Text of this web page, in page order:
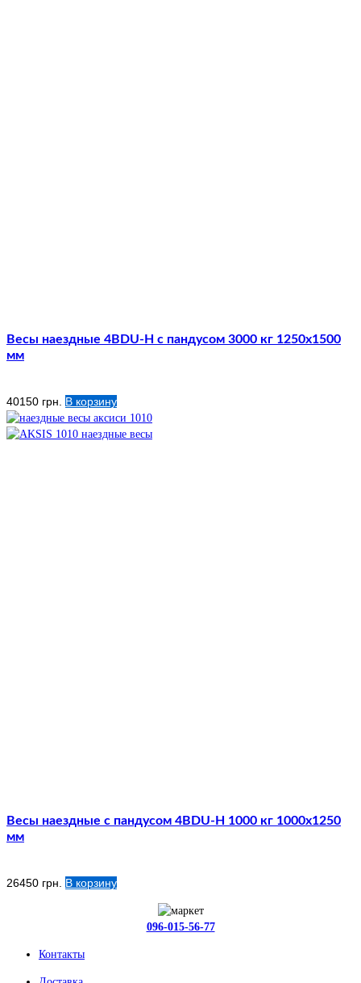
Весы наездные 4BDU-Н с пандусом 3000 кг 1250х1500
мм
40150 грн. В корзину
Весы наездные с пандусом 4BDU-Н 1000 кг 1000х1250
мм
26450 грн. В корзину
096-015-56-77
Контакты